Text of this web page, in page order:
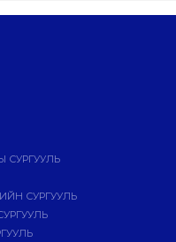
СУРГУУЛЬ
СУРГУУЛЬ